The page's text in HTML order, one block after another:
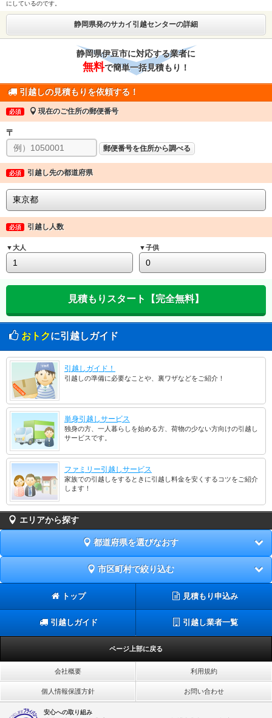
にしているのです。
静岡県発のサカイ引越センターの詳細
静岡県伊豆市に対応する業者に
無料で簡単一括見積もり！
引越しの見積もりを依頼する！
必須 現在のご住所の郵便番号
〒
郵便番号を住所から調べる
必須 引越し先の都道府県
必須 引越し人数
▼大人 ▼子供
おトクに引越しガイド
引越しガイド！
引越しの準備に必要なことや、裏ワザなどをご紹介！
単身引越しサービス
独身の方、一人暮らしを始める方、荷物の少ない方向けの引越し
サービスです。
ファミリー引越しサービス
家族での引越しをするときに引越し料金を安くするコツをご紹介
します！
エリアから探す
都道府県を選びなおす
市区町村で絞り込む
トップ 見積もり申込み
引越しガイド 引越し業者一覧
ページ上部に戻る
会社概要 利用規約
個人情報保護方針 お問い合わせ
安心への取り組み